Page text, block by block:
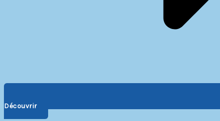
Découvrir